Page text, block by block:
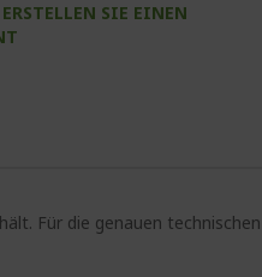
ERSTELLEN SIE EINEN
Für die genauen